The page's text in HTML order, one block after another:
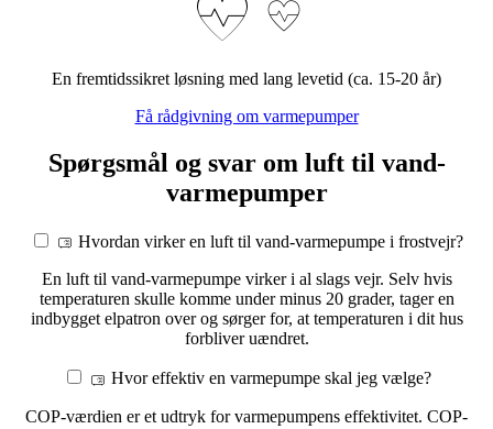
En fremtidssikret løsning med lang levetid (ca. 15-20 år)
Få rådgivning om varmepumper
Spørgsmål og svar om luft til vand-
varmepumper
Hvordan virker en luft til vand-varmepumpe i frostvejr?
En luft til vand-varmepumpe virker i al slags vejr. Selv hvis
temperaturen skulle komme under minus 20 grader, tager en
indbygget elpatron over og sørger for, at temperaturen i dit hus
forbliver uændret.
Hvor effektiv en varmepumpe skal jeg vælge?
COP-værdien er et udtryk for varmepumpens effektivitet. COP-